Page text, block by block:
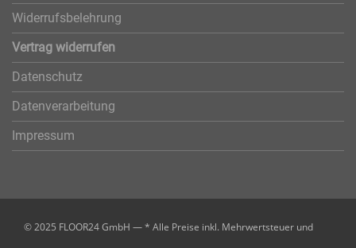
Widerrufsbelehrung
Vertrag widerrufen
Datenschutz
Datenverarbeitung
Impressum
© 2025 FLOOR24 GmbH — * Alle Preise inkl. Mehrwertsteuer und